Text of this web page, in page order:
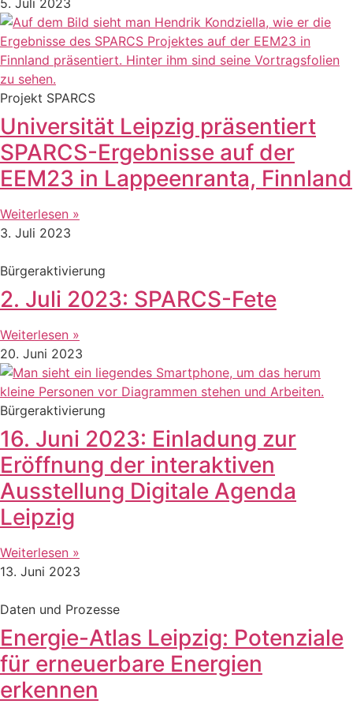
Projekt SPARCS
Universität Leipzig präsentiert
SPARCS-Ergebnisse auf der
EEM23 in Lappeenranta, Finnland
Weiterlesen »
3. Juli 2023
Bürgeraktivierung
2. Juli 2023: SPARCS-Fete
Weiterlesen »
20. Juni 2023
Bürgeraktivierung
16. Juni 2023: Einladung zur
Eröffnung der interaktiven
Ausstellung Digitale Agenda
Leipzig
Weiterlesen »
13. Juni 2023
Daten und Prozesse
Energie-Atlas Leipzig: Potenziale
für erneuerbare Energien
erkennen